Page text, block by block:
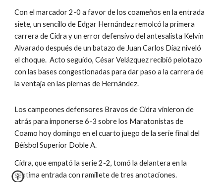
Con el marcador 2-0 a favor de los coameños en la entrada
siete, un sencillo de Edgar Hernández remolcó la primera
carrera de Cidra y un error defensivo del antesalista Kelvin
Alvarado después de un batazo de Juan Carlos Díaz niveló
el choque.  Acto seguido, César Velázquez recibió pelotazo
con las bases congestionadas para dar paso a la carrera de
la ventaja en las piernas de Hernández.
Los campeones defensores Bravos de Cidra vinieron de
atrás para imponerse 6-3 sobre los Maratonistas de
Coamo hoy domingo en el cuarto juego de la serie final del
Béisbol Superior Doble A.
Cidra, que empató la serie 2-2, tomó la delantera en la
séptima entrada con ramillete de tres anotaciones.